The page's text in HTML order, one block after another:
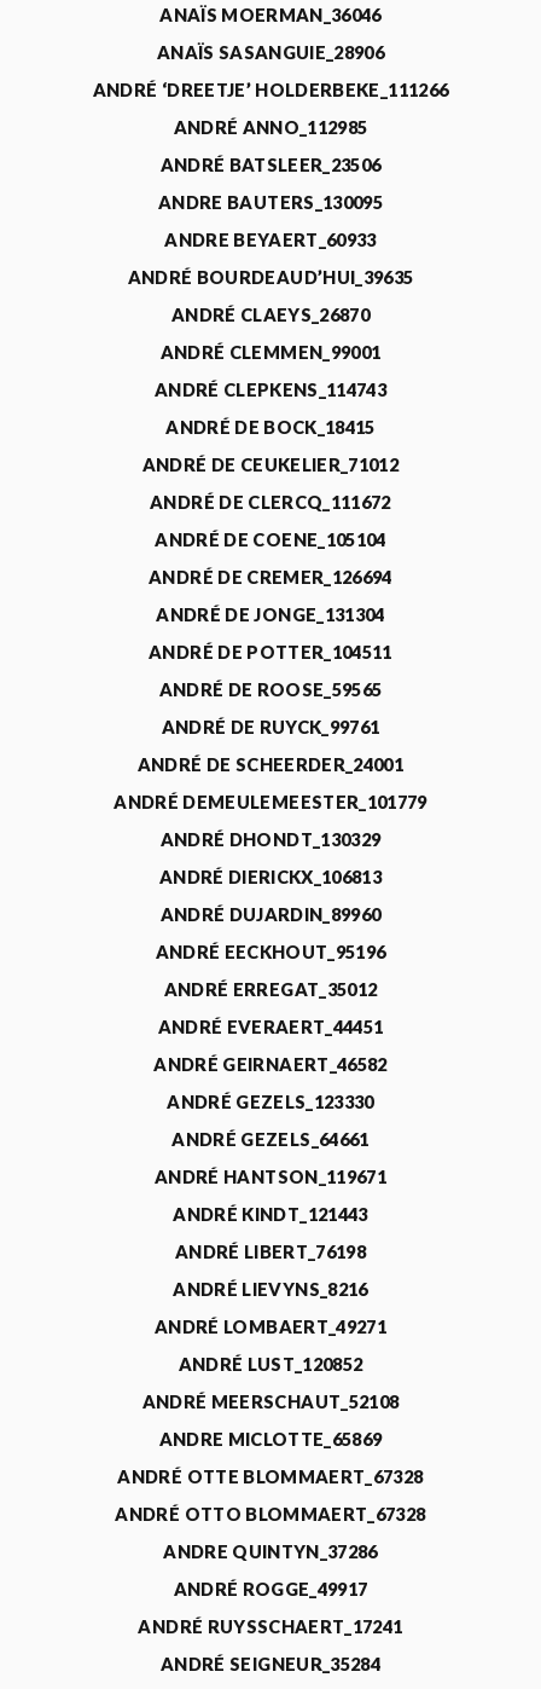
ANAÏS MOERMAN_36046
ANAÏS SASANGUIE_28906
ANDRÉ ‘DREETJE’ HOLDERBEKE_111266
ANDRÉ ANNO_112985
ANDRÉ BATSLEER_23506
ANDRE BAUTERS_130095
ANDRE BEYAERT_60933
ANDRÉ BOURDEAUD’HUI_39635
ANDRÉ CLAEYS_26870
ANDRÉ CLEMMEN_99001
ANDRÉ CLEPKENS_114743
ANDRÉ DE BOCK_18415
ANDRÉ DE CEUKELIER_71012
ANDRÉ DE CLERCQ_111672
ANDRÉ DE COENE_105104
ANDRÉ DE CREMER_126694
ANDRÉ DE JONGE_131304
ANDRÉ DE POTTER_104511
ANDRÉ DE ROOSE_59565
ANDRÉ DE RUYCK_99761
ANDRÉ DE SCHEERDER_24001
ANDRÉ DEMEULEMEESTER_101779
ANDRÉ DHONDT_130329
ANDRÉ DIERICKX_106813
ANDRÉ DUJARDIN_89960
ANDRÉ EECKHOUT_95196
ANDRÉ ERREGAT_35012
ANDRÉ EVERAERT_44451
ANDRÉ GEIRNAERT_46582
ANDRÉ GEZELS_123330
ANDRÉ GEZELS_64661
ANDRÉ HANTSON_119671
ANDRÉ KINDT_121443
ANDRÉ LIBERT_76198
ANDRÉ LIEVYNS_8216
ANDRÉ LOMBAERT_49271
ANDRÉ LUST_120852
ANDRÉ MEERSCHAUT_52108
ANDRE MICLOTTE_65869
ANDRÉ OTTE BLOMMAERT_67328
ANDRÉ OTTO BLOMMAERT_67328
ANDRE QUINTYN_37286
ANDRÉ ROGGE_49917
ANDRÉ RUYSSCHAERT_17241
ANDRÉ SEIGNEUR_35284